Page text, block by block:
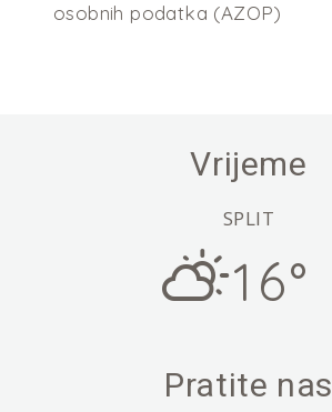
osobnih podatka (AZOP)
Vrijeme
SPLIT
16°
Pratite nas